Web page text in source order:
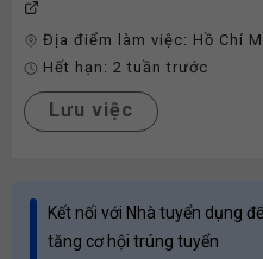
Địa điểm làm việc: Hồ Chí
Hết hạn: 2 tuần trước
Lưu việc
Kết nối với Nhà tuyển dụng
tăng cơ hội trúng tuyển